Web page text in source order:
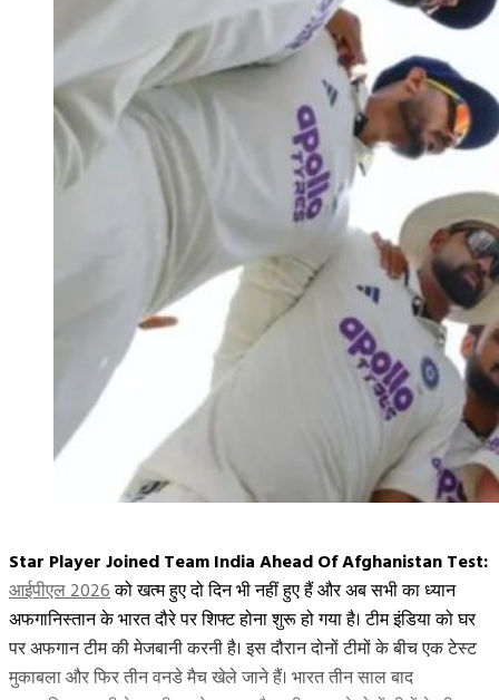
Star Player Joined Team India Ahead Of Afghanistan Test:
आईपीएल 2026को खत्म हुए दो दिन भी नहीं हुए हैं और अब सभी का ध्यान
अफगानिस्तान के भारत दौरे पर शिफ्ट होना शुरू हो गया है। टीम इंडिया को घर
पर अफगान टीम की मेजबानी करनी है। इस दौरान दोनों टीमों के बीच एक टेस्ट
मुकाबला और फिर तीन वनडे मैच खेले जाने हैं। भारत तीन साल बाद